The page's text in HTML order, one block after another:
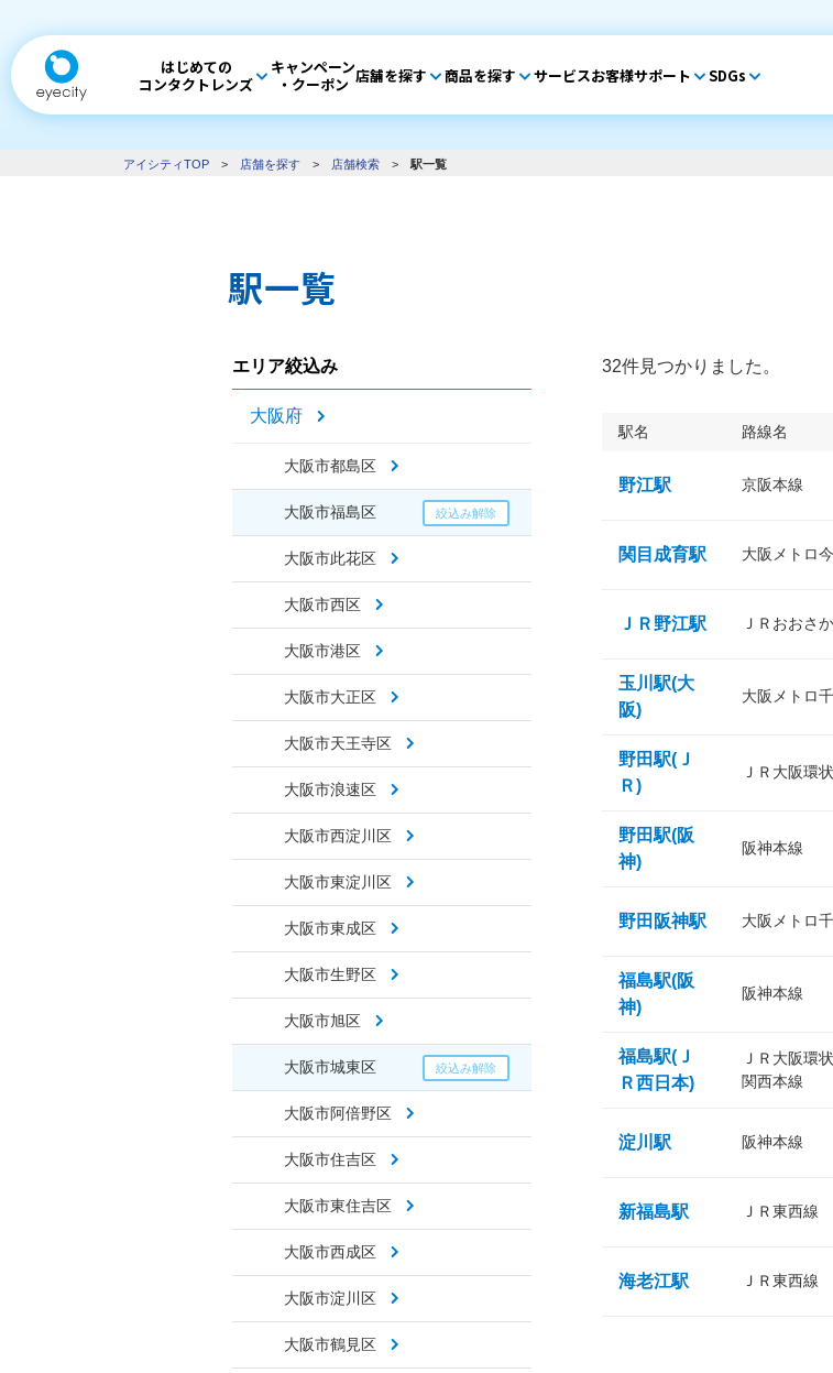
はじめての
コンタクトレンズ
キャンペーン
・クーポン 店舗を探す 商品を探す サービスお客様サポート SDGs
アイシティTOP > 店舗を探す > 店舗検索 > 駅一覧
駅一覧
エリア絞込み
大阪府
大阪市都島区
大阪市福島区
大阪市此花区
大阪市西区
大阪市港区
大阪市大正区
大阪市天王寺区
大阪市浪速区
大阪市西淀川区
大阪市東淀川区
大阪市東成区
大阪市生野区
大阪市旭区
大阪市城東区
大阪市阿倍野区
大阪市住吉区
大阪市東住吉区
大阪市西成区
大阪市淀川区
大阪市鶴見区
32件見つかりました。
駅名 路線名
野江駅 京阪本線
関目成育駅 大阪メトロ
ＪＲ野江駅 ＪＲおおさ
玉川駅(大
阪)
大阪メトロ
野田駅(Ｊ
Ｒ)
ＪＲ大阪環
野田駅(阪
神)
阪神本線
野田阪神駅 大阪メトロ
福島駅(阪
神)
阪神本線
福島駅(Ｊ
Ｒ西日本)
ＪＲ大阪環
関西本線
淀川駅 阪神本線
新福島駅 ＪＲ東西線
海老江駅 ＪＲ東西線